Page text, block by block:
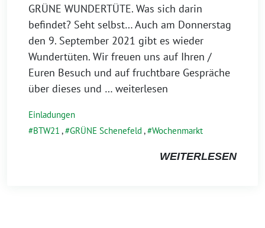
GRÜNE WUNDERTÜTE. Was sich darin
befindet? Seht selbst… Auch am Donnerstag
den 9. September 2021 gibt es wieder
Wundertüten. Wir freuen uns auf Ihren /
Euren Besuch und auf fruchtbare Gespräche
über dieses und … weiterlesen
Einladungen
BTW21 , GRÜNE Schenefeld , Wochenmarkt
WEITERLESEN